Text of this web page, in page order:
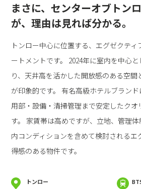
まさに、センターオブトン
が、理由は見れば分かる。
トンロー中心に位置する、エグゼクテ
ートメントです。 2024年に室内を中心
り、天井高を活かした開放感のある空
が印象的です。 有名高級ホテルブラン
用部・設備・清掃管理まで安定したクオ
す。 家賃帯は高めですが、立地、管理
内コンディションを含めて検討されるエ
得感のある物件です。
トンロー